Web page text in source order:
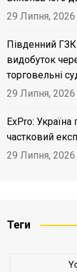
29 Липня, 2026
Південний
видобуток
торговельні
29 Липня, 2026
ExPro: Україна
частковий
29 Липня, 2026
Теги